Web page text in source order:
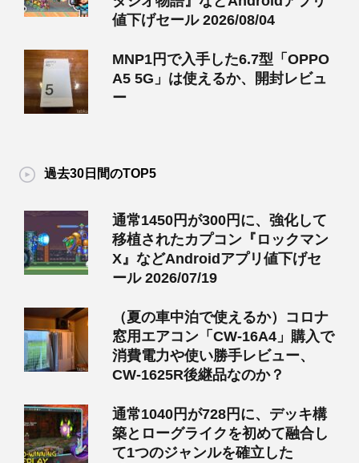
値下げセール 2026/08/04
MNP1円で入手した6.7型「OPPO
A5 5G」は使えるか、開封レビュ
ー
過去30日間のTOP5
通常1450円が300円に、強化して
移植されたカプコン『ロックマン
X』などAndroidアプリ値下げセ
ール 2026/07/19
（夏の車中泊で使えるか）コロナ
窓用エアコン「CW-16A4」購入で
消費電力や使い勝手レビュー、
CW-1625R後継品なのか？
通常1040円が728円に、デッキ構
築とローグライクを初めて融合し
て1つのジャンルを確立した